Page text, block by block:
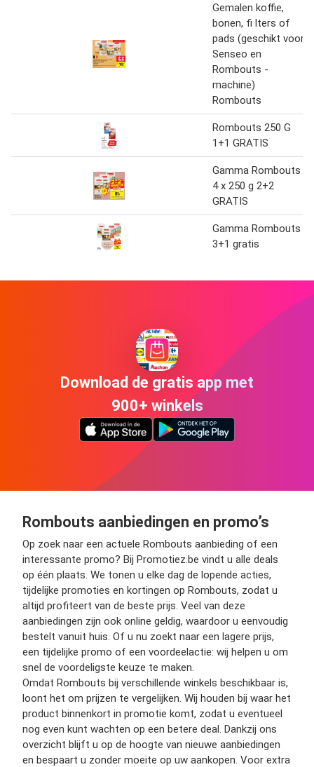
Gemalen koffie,
bonen, fi lters of
pads (geschikt voor
Senseo en
Rombouts -
machine)
Rombouts
Rombouts 250 G
1+1 GRATIS
Gamma Rombouts
4 x 250 g 2+2
GRATIS
Gamma Rombouts
3+1 gratis
Download de gratis app met
900+ winkels
Rombouts aanbiedingen en promo’s
Op zoek naar een actuele Rombouts aanbieding of een
interessante promo? Bij Promotiez.be vindt u alle deals
op één plaats. We tonen u elke dag de lopende acties,
tijdelijke promoties en kortingen op Rombouts, zodat u
altijd profiteert van de beste prijs. Veel van deze
aanbiedingen zijn ook online geldig, waardoor u eenvoudig
bestelt vanuit huis. Of u nu zoekt naar een lagere prijs,
een tijdelijke promo of een voordeelactie: wij helpen u om
snel de voordeligste keuze te maken.
Omdat Rombouts bij verschillende winkels beschikbaar is,
loont het om prijzen te vergelijken. Wij houden bij waar het
product binnenkort in promotie komt, zodat u eventueel
nog even kunt wachten op een betere deal. Dankzij ons
overzicht blijft u op de hoogte van nieuwe aanbiedingen
en bespaart u zonder moeite op uw aankopen. Voor extra